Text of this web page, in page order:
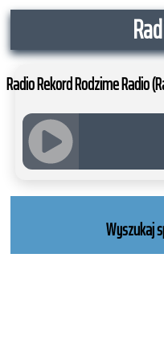
Radio Rekord Rodzime Radio
RADIO
WORDPRESS
Wyszukaj